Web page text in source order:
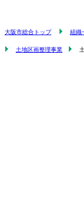
大阪市総合トップ 組織
土地区画整理事業 土